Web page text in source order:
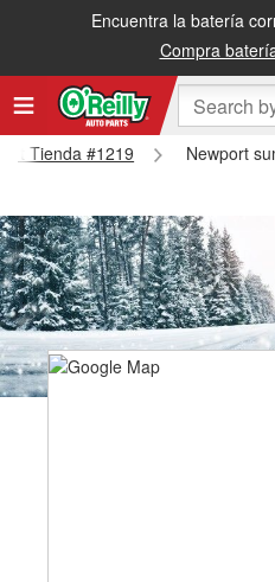
Encuentra la batería
Compra
Tienda #1219
Newport